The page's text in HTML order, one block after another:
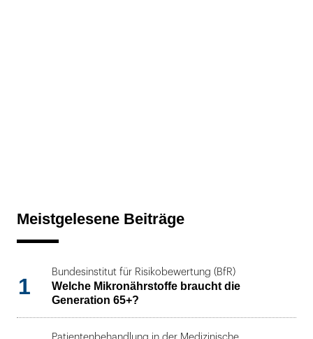
Meistgelesene Beiträge
1
Bundesinstitut für Risikobewertung (BfR)
Welche Mikronährstoffe braucht die
Generation 65+?